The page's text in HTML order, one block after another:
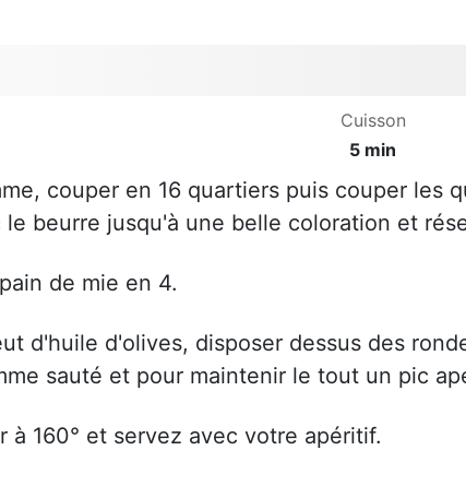
Cuisson
5 min
couper en 16 quartiers puis couper les
beurre jusqu'à une belle coloration et
de mie en 4.
d'huile d'olives, disposer dessus des
sauté et pour maintenir le tout un pic
à 160° et servez avec votre apéritif.